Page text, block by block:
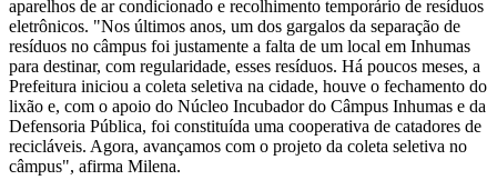
aparelhos de ar condicionado e recolhimento temporário de resíduos
eletrônicos. "Nos últimos anos, um dos gargalos da separação de
resíduos no câmpus foi justamente a falta de um local em Inhumas
para destinar, com regularidade, esses resíduos. Há poucos meses, a
Prefeitura iniciou a coleta seletiva na cidade, houve o fechamento do
lixão e, com o apoio do Núcleo Incubador do Câmpus Inhumas e da
Defensoria Pública, foi constituída uma cooperativa de catadores de
recicláveis. Agora, avançamos com o projeto da coleta seletiva no
câmpus", afirma Milena.